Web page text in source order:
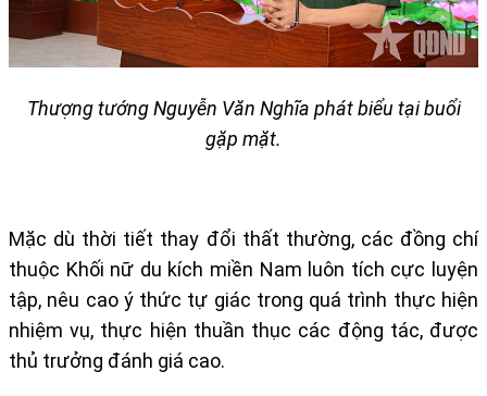
Thượng tướng Nguyễn Văn Nghĩa phát biểu tại buổi
gặp mặt.
Mặc dù thời tiết thay đổi thất thường, các đồng chí
thuộc Khối nữ du kích miền Nam luôn tích cực luyện
tập, nêu cao ý thức tự giác trong quá trình thực hiện
nhiệm vụ, thực hiện thuần thục các động tác, được
thủ trưởng đánh giá cao.